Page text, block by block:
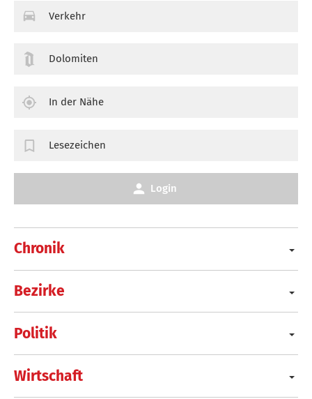
Chronik
Bezirke
Politik
Wirtschaft
Verkehr
Dolomiten
In der Nähe
Lesezeichen
Login